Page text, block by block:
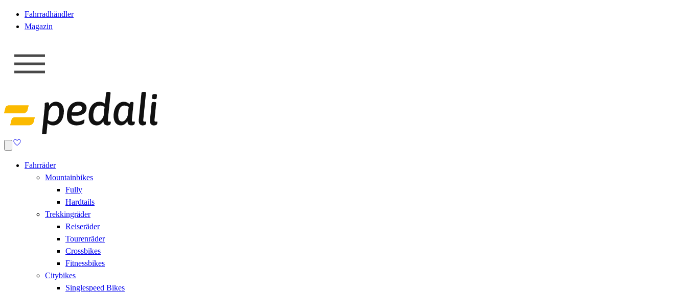
Fahrradhändler
Magazin
Fahrräder
Mountainbikes
Fully
Hardtails
Trekkingräder
Reiseräder
Tourenräder
Crossbikes
Fitnessbikes
Citybikes
Singlespeed Bikes